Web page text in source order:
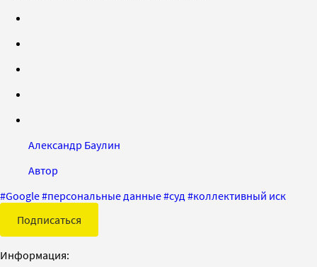
Александр Баулин
Автор
#Google#персональные данные#суд #коллективный иск
Подписаться
Информация: